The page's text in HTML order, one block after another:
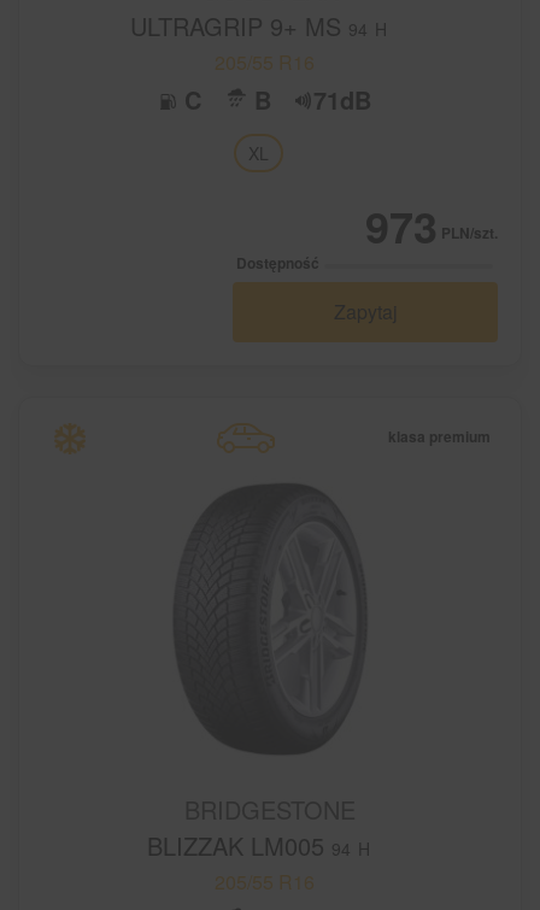
ULTRAGRIP 9+ MS 94 H
205/55 R16
C B 71dB
XL
973 PLN/szt.
Dostępność
Zapytaj
klasa premium
BLIZZAK LM005 94 H
205/55 R16